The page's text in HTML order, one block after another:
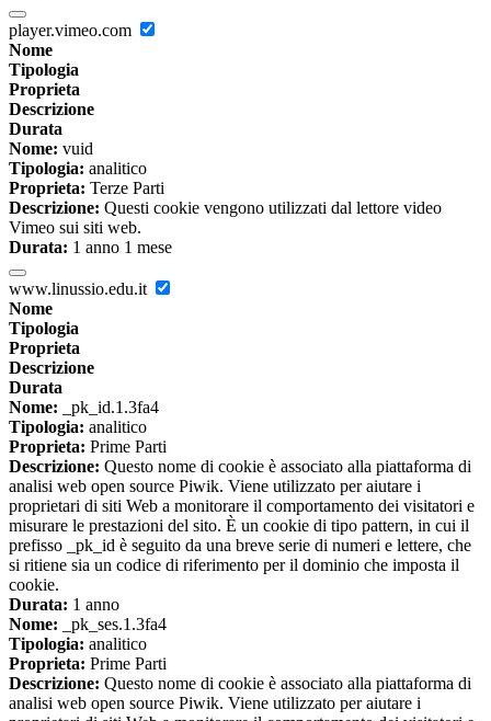
player.vimeo.com
Nome
Tipologia
Proprieta
Descrizione
Durata
Nome: vuid
Tipologia: analitico
Proprieta: Terze Parti
Descrizione: Questi cookie vengono utilizzati dal lettore video
Vimeo sui siti web.
Durata: 1 anno 1 mese
www.linussio.edu.it
Nome
Tipologia
Proprieta
Descrizione
Durata
Nome: _pk_id.1.3fa4
Tipologia: analitico
Proprieta: Prime Parti
Descrizione: Questo nome di cookie è associato alla piattaforma di
analisi web open source Piwik. Viene utilizzato per aiutare i
proprietari di siti Web a monitorare il comportamento dei visitatori e
misurare le prestazioni del sito. È un cookie di tipo pattern, in cui il
prefisso _pk_id è seguito da una breve serie di numeri e lettere, che
si ritiene sia un codice di riferimento per il dominio che imposta il
cookie.
Durata: 1 anno
Nome: _pk_ses.1.3fa4
Tipologia: analitico
Proprieta: Prime Parti
Descrizione: Questo nome di cookie è associato alla piattaforma di
analisi web open source Piwik. Viene utilizzato per aiutare i